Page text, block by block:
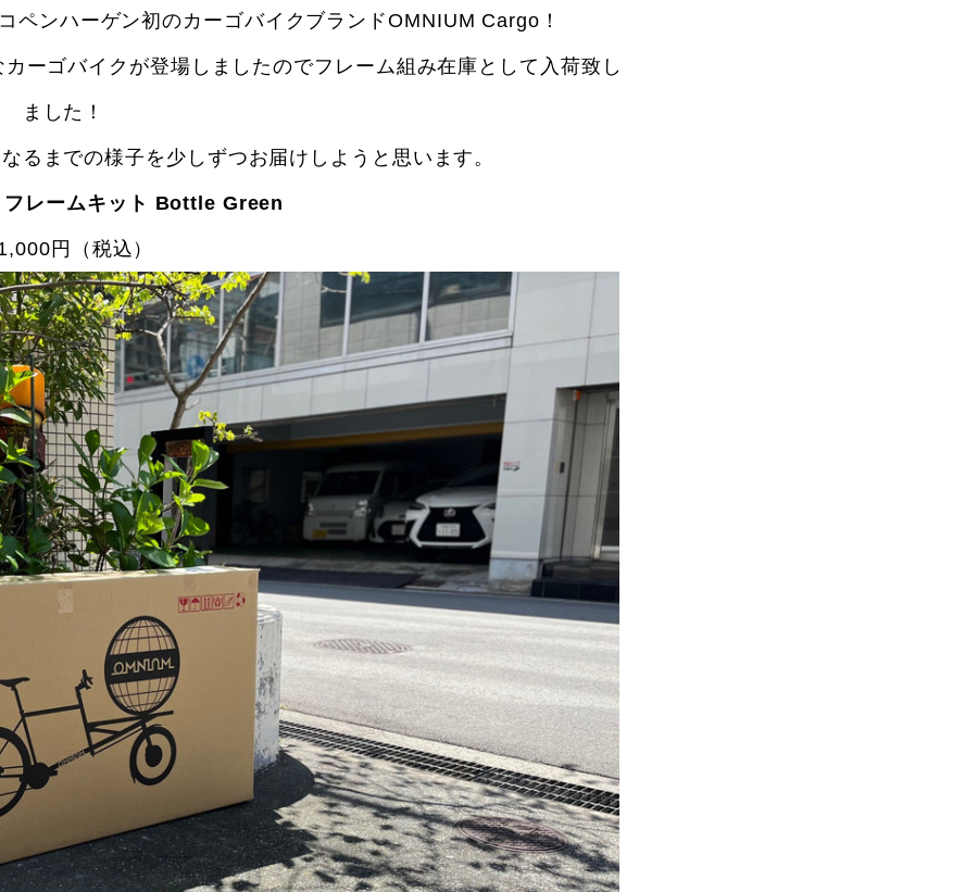
ペンハーゲン初のカーゴバイクブランドOMNIUM Cargo！
ーゴバイクが登場しましたのでフレーム組み在庫として入荷致し
ました！
るまでの様子を少しずつお届けしようと思います。
レームキット Bottle Green
円（税込）